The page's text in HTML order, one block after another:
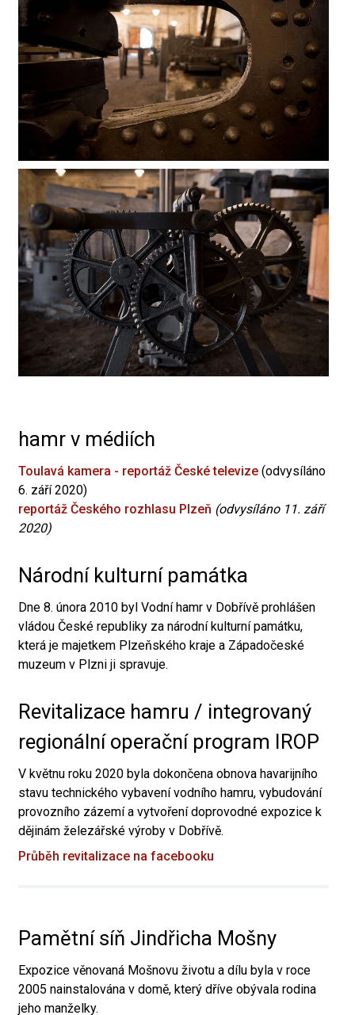
hamr v médiích
Toulavá kamera - reportáž České televize (odvysíláno
6. září 2020)
reportáž Českého rozhlasu Plzeň (odvysíláno 11. září
2020)
Národní kulturní památka
Dne 8. února 2010 byl Vodní hamr v Dobřívě prohlášen
vládou České republiky za národní kulturní památku,
která je majetkem Plzeňského kraje a Západočeské
muzeum v Plzni ji spravuje.
Revitalizace hamru / integrovaný
regionální operační program IROP
V květnu roku 2020 byla dokončena obnova havarijního
stavu technického vybavení vodního hamru, vybudování
provozního zázemí a vytvoření doprovodné expozice k
dějinám železářské výroby v Dobřívě.
Průběh revitalizace na facebooku
Pamětní síň Jindřicha Mošny
Expozice věnovaná Mošnovu životu a dílu byla v roce
2005 nainstalována v domě, který dříve obývala rodina
jeho manželky.